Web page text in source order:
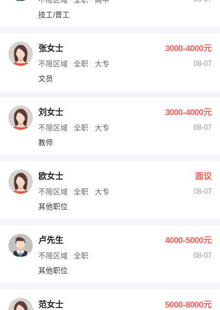
技工/普工
张女士 3000-4000元
不限区域 全职 大专
08-07
文员
刘女士 3000-4000元
不限区域 全职 大专
08-07
教师
欧女士 面议
不限区域 全职 大专
08-07
其他职位
卢先生 4000-5000元
不限区域 全职
08-07
其他职位
范女士 5000-8000元